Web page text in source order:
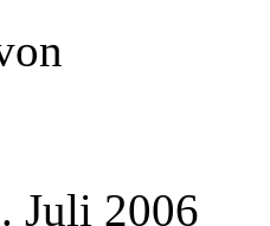
Juli 2006